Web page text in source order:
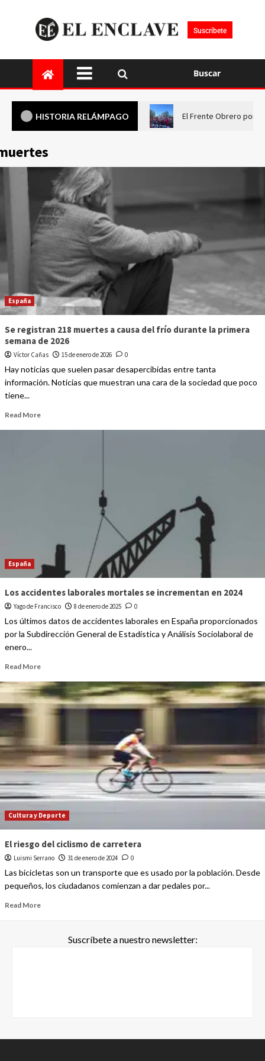
Suscríbete
Buscar
HISTORIA RELÁMPAGO El Frente Obrero pone
España
Se registran 218 muertes a causa del frío durante la primera
semana de 2026
Víctor Cañas 15 de enero de 2026 0
Hay noticias que suelen pasar desapercibidas entre tanta
información. Noticias que muestran una cara de la sociedad que poco
tiene...
Read More
España
Los accidentes laborales mortales se incrementan en 2024
Yago de Francisco 8 de enero de 2025 0
Los últimos datos de accidentes laborales en España proporcionados
por la Subdirección General de Estadística y Análisis Sociolaboral de
enero...
Read More
Cultura y Deporte
El riesgo del ciclismo de carretera
Luismi Serrano 31 de enero de 2024 0
Las bicicletas son un transporte que es usado por la población. Desde
pequeños, los ciudadanos comienzan a dar pedales por...
Read More
Suscríbete a nuestro newsletter: